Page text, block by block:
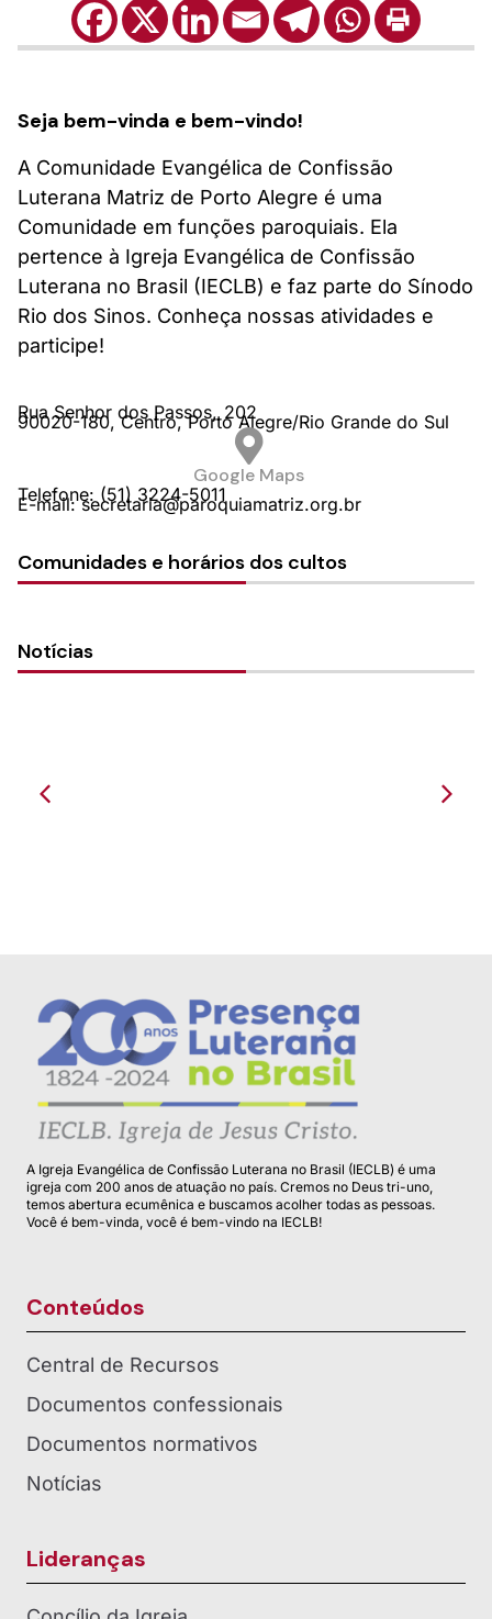
Seja bem-vinda e bem-vindo!
A Comunidade Evangélica de Confissão
Luterana Matriz de Porto Alegre é uma
Comunidade em funções paroquiais. Ela
pertence à Igreja Evangélica de Confissão
Luterana no Brasil (IECLB) e faz parte do Sínodo
Rio dos Sinos. Conheça nossas atividades e
participe!
Rua Senhor dos Passos, 202
90020-180, Centro, Porto Alegre/Rio Grande do Sul
Google Maps
Telefone: (51) 3224-5011
E-mail: secretaria@paroquiamatriz.org.br
Comunidades e horários dos cultos
Notícias
A Igreja Evangélica de Confissão Luterana no Brasil (IECLB) é uma
igreja com 200 anos de atuação no país. Cremos no Deus tri-uno,
temos abertura ecumênica e buscamos acolher todas as pessoas.
Você é bem-vinda, você é bem-vindo na IECLB!
Conteúdos
Central de Recursos
Documentos confessionais
Documentos normativos
Notícias
Lideranças